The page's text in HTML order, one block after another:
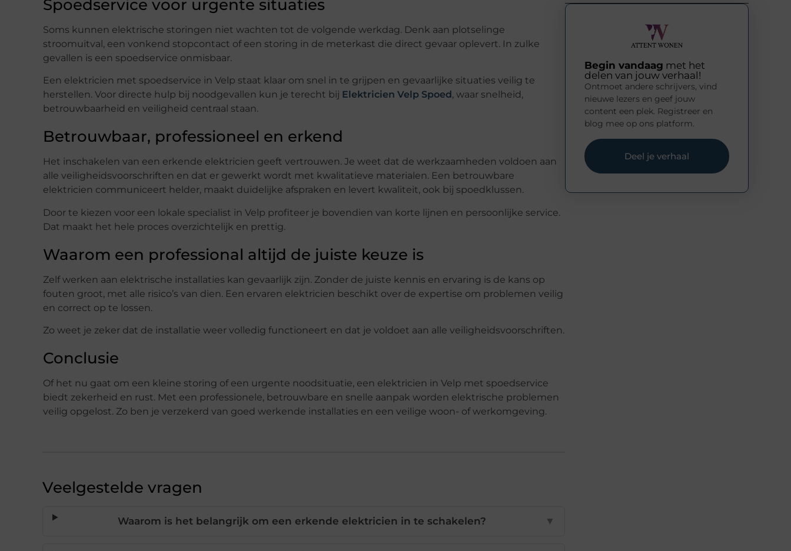
Spoedservice voor urgente situaties
Soms kunnen elektrische storingen niet wachten tot de volgende werkdag. Denk aan plotselinge
stroomuitval, een vonkend stopcontact of een storing in de meterkast die direct gevaar oplevert. In zulke
gevallen is een spoedservice onmisbaar.
Een elektricien met spoedservice in Velp staat klaar om snel in te grijpen en gevaarlijke situaties veilig te
herstellen. Voor directe hulp bij noodgevallen kun je terecht bij Elektricien Velp Spoed , waar snelheid,
betrouwbaarheid en veiligheid centraal staan.
Betrouwbaar, professioneel en erkend
Het inschakelen van een erkende elektricien geeft vertrouwen. Je weet dat de werkzaamheden voldoen aan
alle veiligheidsvoorschriften en dat er gewerkt wordt met kwalitatieve materialen. Een betrouwbare
elektricien communiceert helder, maakt duidelijke afspraken en levert kwaliteit, ook bij spoedklussen.
Door te kiezen voor een lokale specialist in Velp profiteer je bovendien van korte lijnen en persoonlijke service.
Dat maakt het hele proces overzichtelijk en prettig.
Waarom een professional altijd de juiste keuze is
Zelf werken aan elektrische installaties kan gevaarlijk zijn. Zonder de juiste kennis en ervaring is de kans op
fouten groot, met alle risico’s van dien. Een ervaren elektricien beschikt over de expertise om problemen veilig
en correct op te lossen.
Zo weet je zeker dat de installatie weer volledig functioneert en dat je voldoet aan alle veiligheidsvoorschriften.
Conclusie
Of het nu gaat om een kleine storing of een urgente noodsituatie, een elektricien in Velp met spoedservice
biedt zekerheid en rust. Met een professionele, betrouwbare en snelle aanpak worden elektrische problemen
veilig opgelost. Zo ben je verzekerd van goed werkende installaties en een veilige woon- of werkomgeving.
Veelgestelde vragen
Waarom is het belangrijk om een erkende elektricien in te schakelen? ▼
Begin vandaag met het
delen van jouw verhaal!
Ontmoet andere schrijvers, vind
nieuwe lezers en geef jouw
content een plek. Registreer en
blog mee op ons platform.
Deel je verhaal